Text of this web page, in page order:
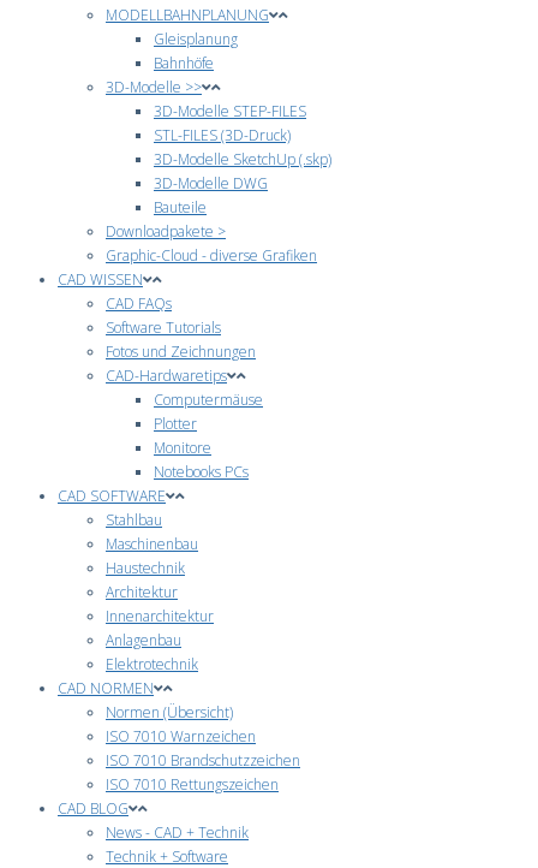
MODELLBAHNPLANUNG
Gleisplanung
Bahnhöfe
3D-Modelle >>
3D-Modelle STEP-FILES
STL-FILES (3D-Druck)
3D-Modelle SketchUp (.skp)
3D-Modelle DWG
Bauteile
Downloadpakete >
Graphic-Cloud - diverse Grafiken
CAD WISSEN
CAD FAQs
Software Tutorials
Fotos und Zeichnungen
CAD-Hardwaretips
Computermäuse
Plotter
Monitore
Notebooks PCs
CAD SOFTWARE
Stahlbau
Maschinenbau
Haustechnik
Architektur
Innenarchitektur
Anlagenbau
Elektrotechnik
CAD NORMEN
Normen (Übersicht)
ISO 7010 Warnzeichen
ISO 7010 Brandschutzzeichen
ISO 7010 Rettungszeichen
CAD BLOG
News - CAD + Technik
Technik + Software